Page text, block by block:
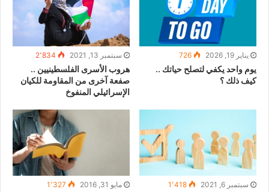
يناير 19, 2026 726
يوم واحد يكفي لتصلح حياتك ..
كيف ذلك ؟
سبتمبر 13, 2021 2٬834
هروب الأسرى الفلسطينيين ..
صفعة آخرى من المقاومة للكيان
الإسرائيلي المنفوخ
سبتمبر 6, 2021 1٬418 مايو 31, 2016 1٬327